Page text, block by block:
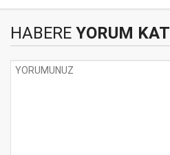
HABERE YORUM KAT